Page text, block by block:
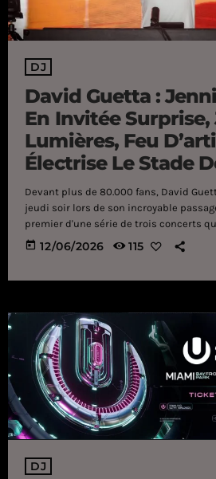
DJ
David Guetta :
En Invitée Surprise,
Lumières, Feu
Électrise Le Stade
Devant plus de 80.000 fans, David
jeudi soir lors de son incroyable
premier d'une série de trois concerts
annales. Un show à couper le souffle. Ce
80.000 personnes ont assisté au
today 12/06/2026 115
DJ